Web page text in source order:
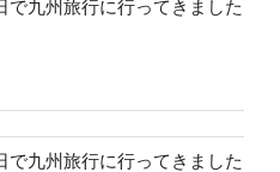
で九州旅行に行ってきました
で九州旅行に行ってきました